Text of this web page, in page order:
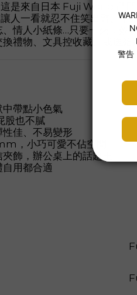
這是來自日本 Fuji World
人一看就忍不住笑出聲。
、情人小紙條…只要一夾，效
禮物、文具控收藏、或送
中帶點小色氣
股也不膩
佳、不易變形
，小巧可愛不佔空間
飾，辦公桌上的話題王
用都合適